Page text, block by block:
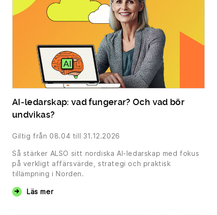
AI‑ledarskap: vad fungerar? Och vad bör
undvikas?
Giltig från 08.04 till 31.12.2026
Så stärker ALSO sitt nordiska AI‑ledarskap med fokus
på verkligt affärsvärde, strategi och praktisk
tillämpning i Norden.
Läs mer